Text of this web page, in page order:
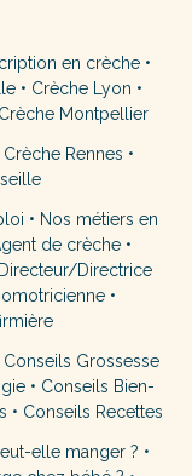
en crèche•
• Crèche Lyon •
Crèche Montpellier
Crèche Rennes •
• Nos métiers en
de crèche•
Directeur/Directrice
•
Conseils Grossesse
• Conseils Bien-
• Conseils Recettes
elle manger ? •